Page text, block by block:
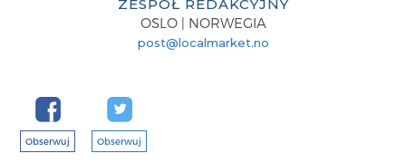
ZESPÓŁ REDAKCYJNY
OSLO | NORWEGIA
post@localmarket.no
Obserwuj Obserwuj